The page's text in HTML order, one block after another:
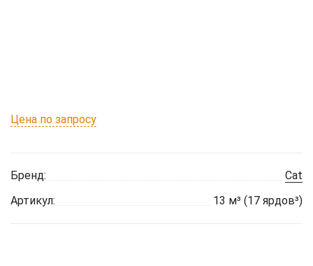
Цена по запросу
Бренд:
Cat
Артикул:
13 м³ (17 ярдов³)